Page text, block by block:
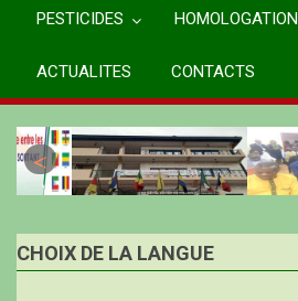
PESTICIDES HOMOLOGATION
ACTUALITES CONTACTS
CHOIX DE LA LANGUE